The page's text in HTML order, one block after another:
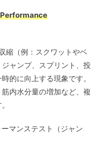
縮（例：スクワットやベ
ャンプ、スプリント、投
的に向上する現象です。
内水分量の増加など、複
マンステスト（ジャン